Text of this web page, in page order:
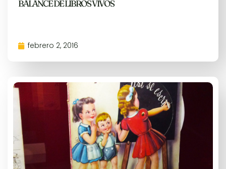
BALANCE DE LIBROS VIVOS
febrero 2, 2016